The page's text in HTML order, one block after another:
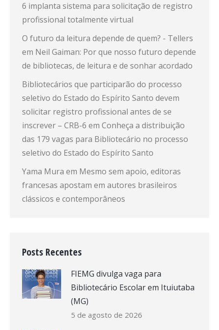
6 implanta sistema para solicitação de registro
profissional totalmente virtual
O futuro da leitura depende de quem? - Tellers
em Neil Gaiman: Por que nosso futuro depende
de bibliotecas, de leitura e de sonhar acordado
Bibliotecários que participarão do processo
seletivo do Estado do Espírito Santo devem
solicitar registro profissional antes de se
inscrever – CRB-6 em Conheça a distribuição
das 179 vagas para Bibliotecário no processo
seletivo do Estado do Espírito Santo
Yama Mura em Mesmo sem apoio, editoras
francesas apostam em autores brasileiros
clássicos e contemporâneos
Posts Recentes
FIEMG divulga vaga para
Bibliotecário Escolar em Ituiutaba
(MG)
5 de agosto de 2026